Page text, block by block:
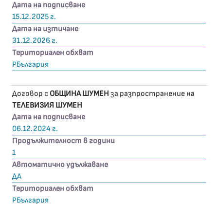
Дата на подписване
15.12.2025 г.
Дата на изтичане
31.12.2026 г.
Териториален обхват
РБългария
Договор с ОБЩИНА ШУМЕН за разпространение на
ТЕЛЕВИЗИЯ ШУМЕН
Дата на подписване
06.12.2024 г.
Продължителност в години
1
Автоматично удължаване
ДА
Териториален обхват
РБългария